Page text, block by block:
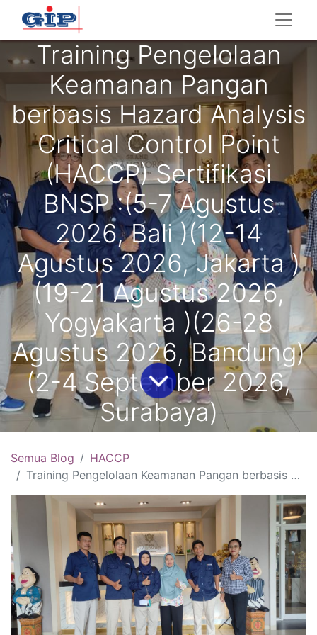
Training Pengelolaan
Keamanan Pangan
berbasis Hazard Analysis
Critical Control Point
(HACCP) Sertifikasi
BNSP :(5-7 Agustus
2026, Bali )(12-14
Agustus 2026, Jakarta )
(19-21 Agustus 2026,
Yogyakarta )(26-28
Agustus 2026, Bandung)
(2-4 September 2026,
Surabaya)
Semua Blog
HACCP
Training Pengelolaan Keamanan Pangan berbasis Hazard Analysis Critical Control Point (HACCP) Sertifikasi BNSP :(5-7 Agustus 2026, Bali )(12-14 Agustus 2026, Jakarta )(19-21 Agustus 2026, Yogyakarta )(26-28 Agustus 2026, Bandung)(2-4 September 2026, Surabaya)